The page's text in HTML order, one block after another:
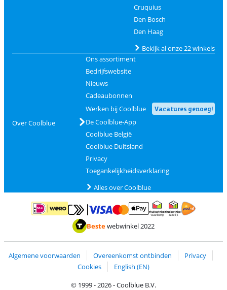
Cruquius
Den Bosch
Den Haag
Bekijk al onze 22 winkels
Over Coolblue
Ons assortiment
Bedrijfswebsite
Nieuws
Cadeaubonnen
Werken bij Coolblue
Vacatures genoeg!
De Coolblue-App
Coolblue België
Coolblue Duitsland
Privacy
Toegankelijkheidsverklaring
Alles over Coolblue
Betalen met iDEAL | WeroBetalen met MasterCard en Visa via ClickToPay
Betalen met ApplePay
Thuiswinkel waarborg
Bestewebwinkel 2022
Algemene voorwaarden Overeenkomst ontbinden
Privacy
Cookies
English (EN)
© 1999 - 2026 - Coolblue B.V.